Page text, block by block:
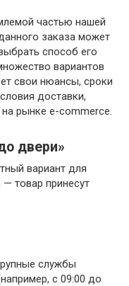
частью нашей
заказа может
способ его
вариантов
свои нюансы, сроки
доставки,
рынке e-commerce.
двери»
вариант для
товар принесут
службы
с 09:00 до